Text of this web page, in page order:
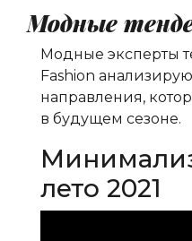
Модные
Модные эксперты
Fashion
направления,
в будущем сезоне.
лето 2021